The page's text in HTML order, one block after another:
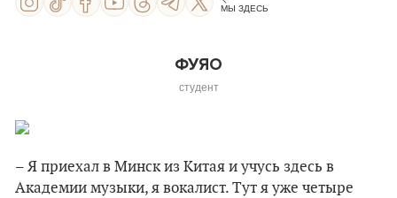
МЫ ЗДЕСЬ
ФУЯО
студент
– Я приехал в Минск из Китая и учусь здесь в
Академии музыки, я вокалист. Тут я уже четыре